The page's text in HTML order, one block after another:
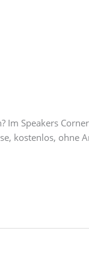
Im Speakers
kostenlos, ohne